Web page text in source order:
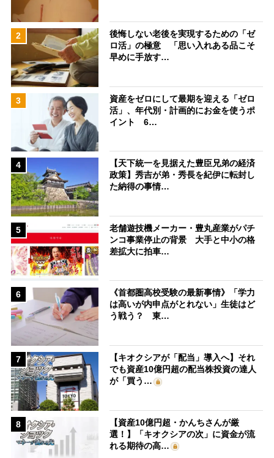
2
後悔しない老後を実現するための「ゼ
ロ活」の極意 「思い入れある品こそ
早めに手放す…
3
資産をゼロにして最期を迎える「ゼロ
活」、年代別・計画的にお金を使うポ
イント 6…
4
【天下統一を見据えた豊臣兄弟の経済
政策】秀吉が弟・秀長を紀伊に転封し
た納得の事情…
5
老舗遊技機メーカー・豊丸産業がパチ
ンコ事業停止の背景 大手と中小の格
差拡大に拍車…
6
《首都圏高校受験の最新事情》「学力
は高いが内申点がとれない」生徒はど
う戦う？ 東…
7
【キオクシアが「配当」導入へ】それ
でも資産10億円超の配当株投資の達人
が「買う…
8
【資産10億円超・かんちさんが厳
選！】「キオクシアの次」に資金が流
れる期待の高…